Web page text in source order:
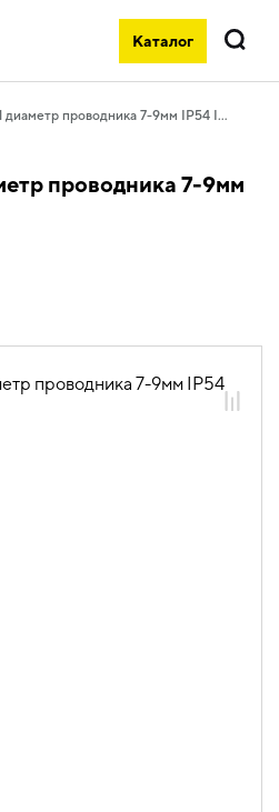
Каталог
Поиск
для
вводы
Сальник PG 11 диаметр проводника 7-9мм IP54 IEK
проводника 7-9мм